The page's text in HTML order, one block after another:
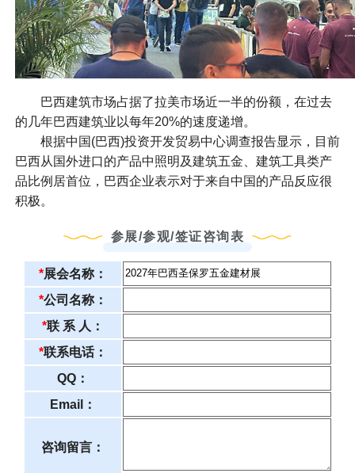
巴西建筑市场占据了拉美市场近一半的份额，在过去
的几年巴西建筑业以每年20%的速度递增。
根据中国(巴西)投资开发贸易中心调查报告显示，目前
巴西从国外进口的产品中照明及建筑五金、建筑工具类产
品比例居首位，巴西企业表示对于来自中国的产品反应很
积极。
参展/参观/签证咨询表
*展会名称：
*公司名称：
*联 系 人：
*联系电话：
QQ：
Email：
咨询留言：